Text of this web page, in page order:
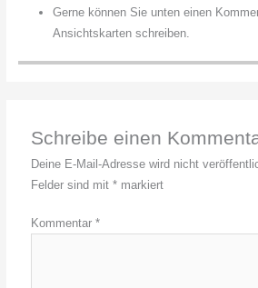
Gerne können Sie unten einen
Ansichtskarten schreiben.
Schreibe einen
Deine E-Mail-Adresse wird nicht
Felder sind mit* markiert
Kommentar*